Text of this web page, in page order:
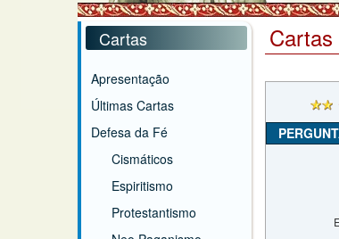
Cartas
Apresentação
Últimas Cartas
Defesa da Fé
Cismáticos
Espiritismo
Protestantismo